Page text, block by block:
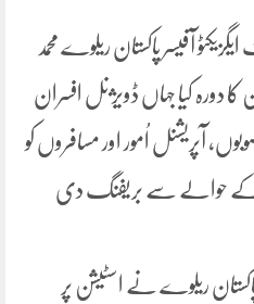
آفیسر پاکستان ریلوے محمد
کا دورہ کیا جہاں ڈویژنل افسران
آپریشنل اُمور اور مسافروں کو
کے حوالے سے بریفنگ دی
ریلوے نے اسٹیشن پر